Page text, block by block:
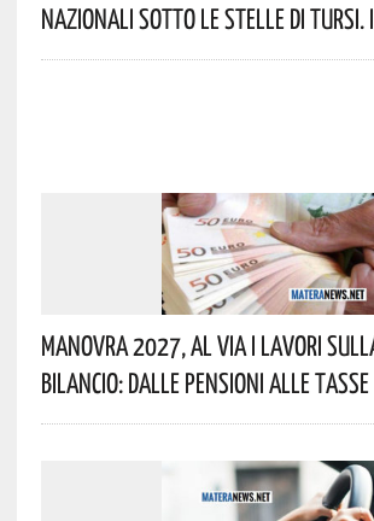
Nazionali Sotto Le Stelle Di Tursi.
Manovra 2027, Al Via I Lavori
Bilancio: Dalle Pensioni Alle Tasse